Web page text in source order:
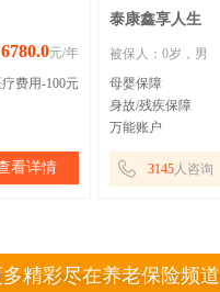
元/年
疗费用-100元
看详情
泰康鑫享人生
被保人：0岁，男
母婴保障
身故/残疾保障
万能账户
3145人咨询
多精彩尽在养老保险频道